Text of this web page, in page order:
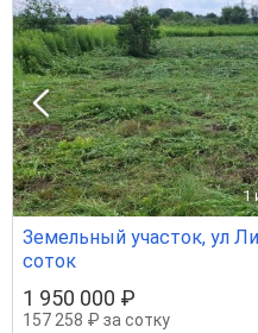
1
Земельный участок, ул
соток
1 950 000 ₽
157 258 ₽ за сотку